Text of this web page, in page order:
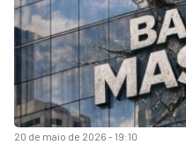
20 de maio de 2026 - 19:10